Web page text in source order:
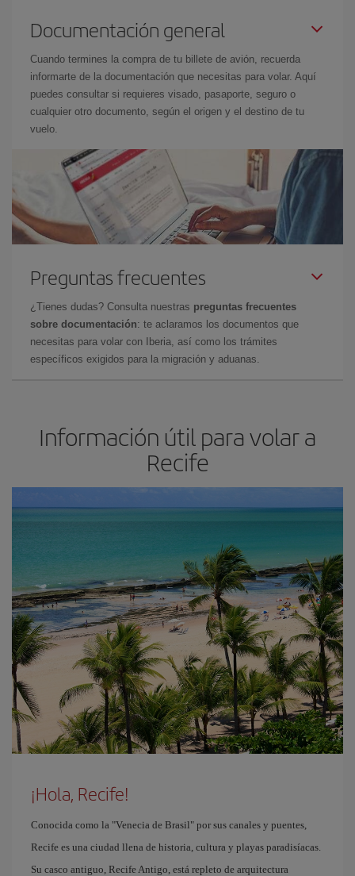
Documentación general
Cuando termines la compra de tu billete de avión, recuerda
informarte de la documentación que necesitas para volar. Aquí
puedes consultar si requieres visado, pasaporte, seguro o
cualquier otro documento, según el origen y el destino de tu
vuelo.
Preguntas frecuentes
¿Tienes dudas? Consulta nuestras preguntas frecuentes
sobre documentación: te aclaramos los documentos que
necesitas para volar con Iberia, así como los trámites
específicos exigidos para la migración y aduanas.
Información útil para volar a
Recife
¡Hola, Recife!
Conocida como la "Venecia de Brasil" por sus canales y puentes,
Recife es una ciudad llena de historia, cultura y playas paradisíacas.
Su casco antiguo, Recife Antigo, está repleto de arquitectura